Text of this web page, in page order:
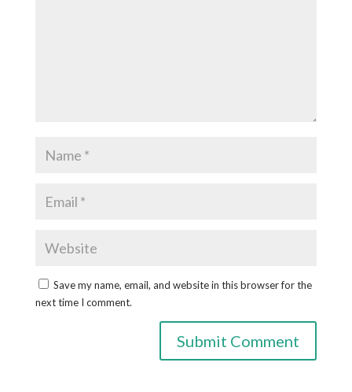
Save my name, email, and website in this browser for the
next time I comment.